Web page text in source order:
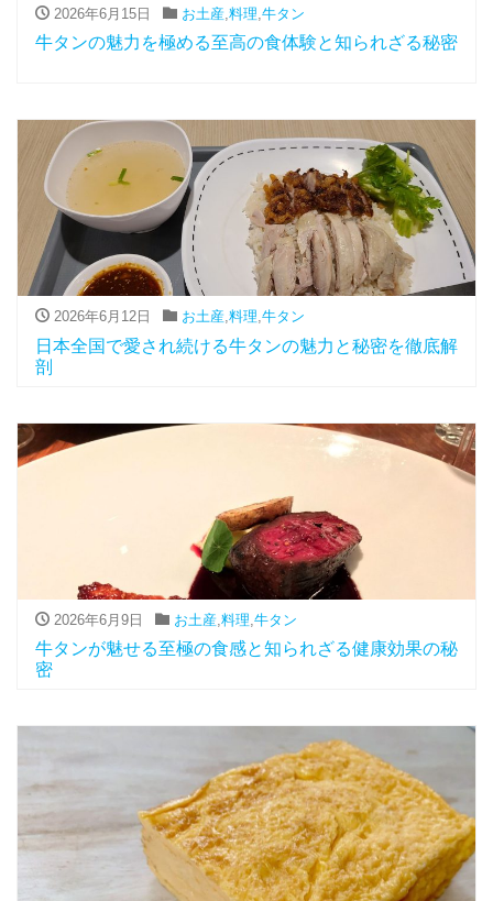
2026年6月15日 お土産, 料理 牛タン
牛タンの魅力を極める至高の食体験と知られざる秘密
2026年6月12日 お土産,料理,牛タン
日本全国で愛され続ける牛タンの魅力と秘密を徹底解
剖
2026年6月9日 お土産, 料理 牛タン
牛タンが魅せる至極の食感と知られざる健康効果の秘
密